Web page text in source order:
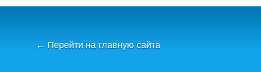
← Перейти на главную сайта